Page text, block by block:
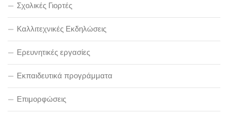
Σχολικές Γιορτές
Καλλιτεχνικές Εκδηλώσεις
Ερευνητικές εργασίες
Εκπαιδευτικά προγράμματα
Επιμορφώσεις